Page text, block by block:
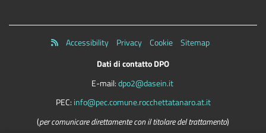
Accessibility Privacy Cookie
Sitemap
Dati di contatto DPO
E-mail:dpo2@dasein.it
PEC: info@pec.comune.rocchettatanaro.at.it
(per comunicare direttamente con il titolare del trattamento)